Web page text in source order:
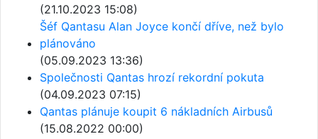
(21.10.2023 15:08)
Šéf Qantasu Alan Joyce končí dříve, než bylo
plánováno
(05.09.2023 13:36)
Společnosti Qantas hrozí rekordní pokuta
(04.09.2023 07:15)
Qantas plánuje koupit 6 nákladních Airbusů
(15.08.2022 00:00)